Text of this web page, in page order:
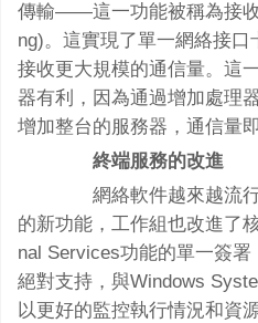
傳輸——這一功能被稱為接
ng)。這實現了單一網絡接
接收更大規模的通信量。這
器有利，因為通過增加處理
增加整台的服務器，通信量
終端服務的改進
網絡軟件越來越流行
的新功能，工作組也改進了
nal Services功能的單一簽
絕對支持，與Windows
以更好的監控執行情況和資